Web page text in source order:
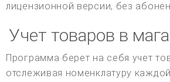
лицензионной версии, без
Учет товаров в
Программа берет на себя учет
отслеживая номенклатуру